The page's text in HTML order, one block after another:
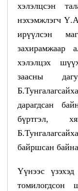
хэлэлцсэн
нэхэмжлэгч
ирүүлсэн
захирамжаар
хэлэлцэх
заасны
дарагдсан
бүртгэл,
байршсан
Үүнээс
томилогдсон